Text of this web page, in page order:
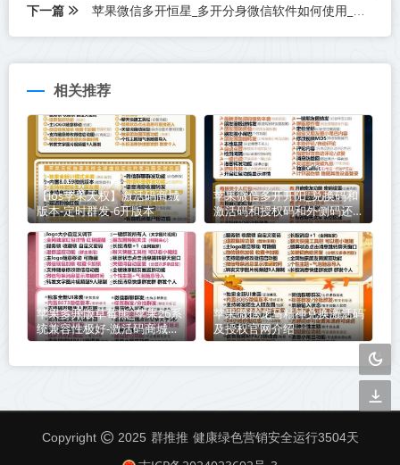
下一篇 苹果微信多开恒星_多开分身微信软件如何使用_苹果微信多开恒星功能介绍
相关推荐
【ios苹果天权】激活码商城
版本-定时群发-6开版本
苹果微信多开开阳_兑换码和
激活码和授权码和外侧码还有
活动码如何分辨
苹果多开版草莓熊_苹果26系
统兼容性极好-激活码商城版
本震撼来袭
苹果微信龙马精神兑换激活码
及授权官网介绍
Copyright 2025 群推推 健康绿色营销安全运行3504天